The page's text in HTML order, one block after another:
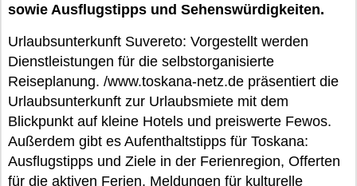
sowie Ausflugstipps und Sehenswürdigkeiten.
Urlaubsunterkunft Suvereto: Vorgestellt werden
Dienstleistungen für die selbstorganisierte
Reiseplanung. /www.toskana-netz.de präsentiert die
Urlaubsunterkunft zur Urlaubsmiete mit dem
Blickpunkt auf kleine Hotels und preiswerte Fewos.
Außerdem gibt es Aufenthaltstipps für Toskana:
Ausflugstipps und Ziele in der Ferienregion, Offerten
für die aktiven Ferien, Meldungen für kulturelle